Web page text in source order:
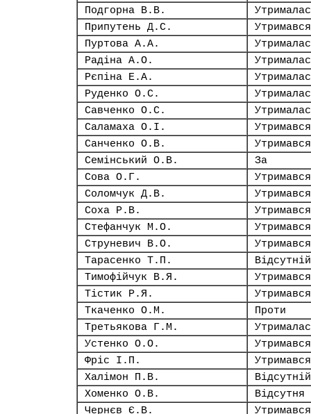
Подгорна В.В.
Припутень Д.С.
Утримався
Пуртова А.А.
Радіна А.О.
Рєпіна Е.А.
Руденко О.С.
Савченко О.С.
Саламаха О.І.
Утримався
Санченко О.В.
Утримався
Семінський О.В.
За
Сова О.Г.
Утримався
Соломчук Д.В.
Утримався
Соха Р.В.
Утримався
Стефанчук М.О.
Утримався
Струневич В.О.
Утримався
Тарасенко Т.П.
Відсутній
Тимофійчук В.Я.
Утримався
Тістик Р.Я.
Утримався
Ткаченко О.М.
Проти
Третьякова Г.М.
Устенко О.О.
Утримався
Фріс І.П.
Утримався
Халімон П.В.
Відсутній
Хоменко О.В.
Відсутня
Чернєв Є.В.
Утримався